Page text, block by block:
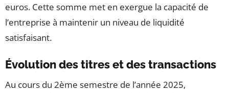
euros. Cette somme met en exergue la capacité de
l’entreprise à maintenir un niveau de liquidité
satisfaisant.
Évolution des titres et des transactions
Au cours du 2ème semestre de l’année 2025,